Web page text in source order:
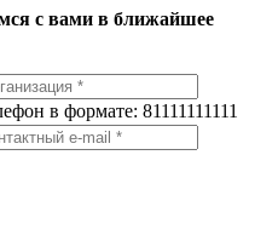
с вами в ближайшее
в формате: 81111111111